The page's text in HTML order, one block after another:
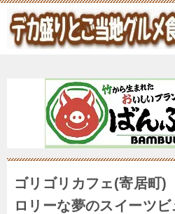
ゴリゴリカフェ(寄居町)
ロリーな夢のスイーツビ